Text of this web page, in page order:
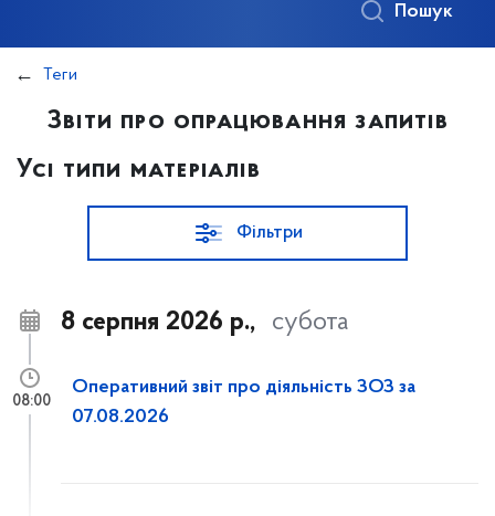
Пошук
Теги
Звіти про опрацювання запитів
Усі типи матеріалів
Фільтри
8 серпня 2026 р., субота
Оперативний звіт про діяльність ЗОЗ за
07.08.2026
08:00